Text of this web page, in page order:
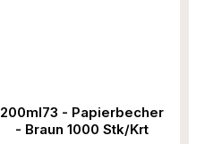
200ml73 - Papierbecher
- Braun 1000 Stk/Krt